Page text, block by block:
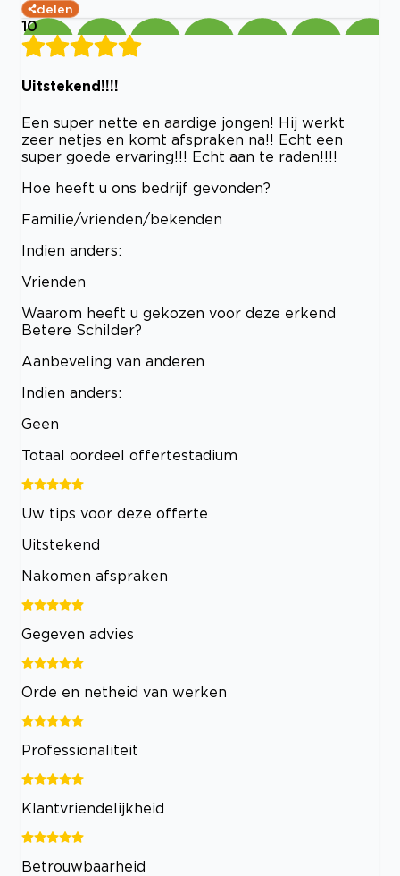
delen
10
Uitstekend!!!!
Een super nette en aardige jongen! Hij werkt
zeer netjes en komt afspraken na!! Echt een
super goede ervaring!!! Echt aan te raden!!!!
Hoe heeft u ons bedrijf gevonden?
Familie/vrienden/bekenden
Indien anders:
Vrienden
Waarom heeft u gekozen voor deze erkend
Betere Schilder?
Aanbeveling van anderen
Indien anders:
Geen
Totaal oordeel offertestadium
Uw tips voor deze offerte
Uitstekend
Nakomen afspraken
Gegeven advies
Orde en netheid van werken
Professionaliteit
Klantvriendelijkheid
Betrouwbaarheid